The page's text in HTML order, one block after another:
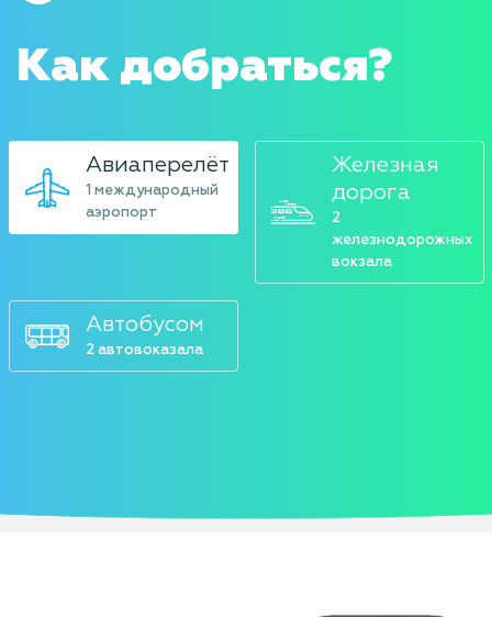
Как добраться?
Авиаперелёт
1 международный
аэропорт
Железная
дорога
2
железнодорожных
вокзала
Автобусом
2 автовоказала